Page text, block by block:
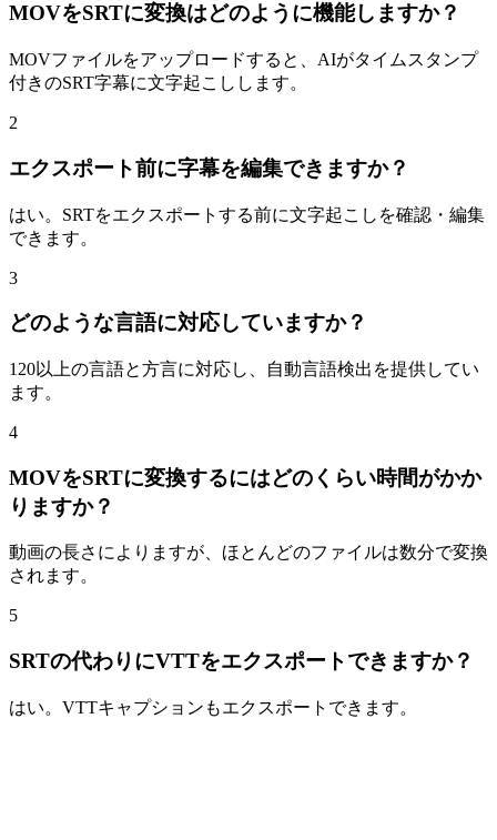
MOVをSRTに変換はどのように機能しますか？
MOVファイルをアップロードすると、AIがタイムスタンプ
付きのSRT字幕に文字起こしします。
2
エクスポート前に字幕を編集できますか？
はい。SRTをエクスポートする前に文字起こしを確認・編集
できます。
3
どのような言語に対応していますか？
120以上の言語と方言に対応し、自動言語検出を提供してい
ます。
4
MOVをSRTに変換するにはどのくらい時間がかか
りますか？
動画の長さによりますが、ほとんどのファイルは数分で変換
されます。
5
SRTの代わりにVTTをエクスポートできますか？
はい。VTTキャプションもエクスポートできます。